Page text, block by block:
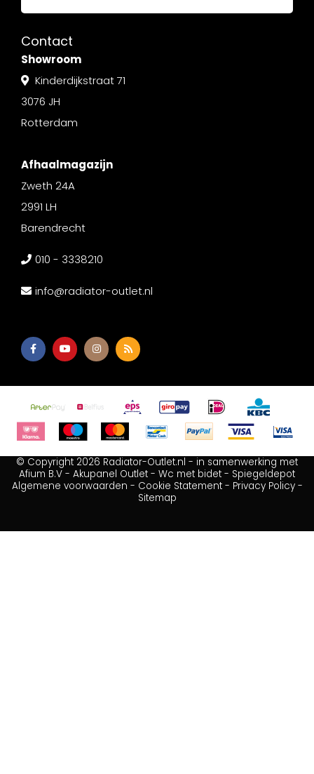
Contact
Showroom
Kinderdijkstraat 71
3076 JH
Rotterdam
Afhaalmagazijn
Zweth 24A
2991 LH
Barendrecht
010 - 3338210
info@radiator-outlet.nl
© Copyright 2026 Radiator-Outlet.nl - in samenwerking met
Afium B.V - Akupanel Outlet - Wc met bidet - Spiegeldepot
Algemene voorwaarden - Cookie Statement- Privacy Policy-
Sitemap